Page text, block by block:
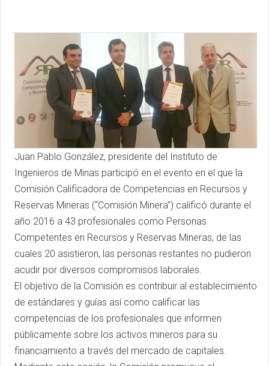
Juan Pablo González, presidente del Instituto de
Ingenieros de Minas participó en el evento en el que la
Comisión Calificadora de Competencias en Recursos y
Reservas Mineras (“Comisión Minera”) calificó durante el
año 2016 a 43 profesionales como Personas
Competentes en Recursos y Reservas Mineras, de las
cuales 20 asistieron, las personas restantes no pudieron
acudir por diversos compromisos laborales.
El objetivo de la Comisión es contribuir al establecimiento
de estándares y guías así como calificar las
competencias de los profesionales que informen
públicamente sobre los activos mineros para su
financiamiento a través del mercado de capitales.